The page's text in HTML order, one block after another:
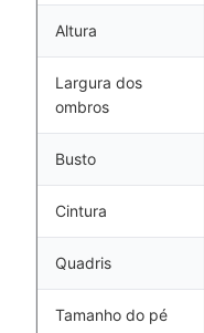
Altura
Largura dos
ombros
Busto
Cintura
Quadris
Tamanho do pé